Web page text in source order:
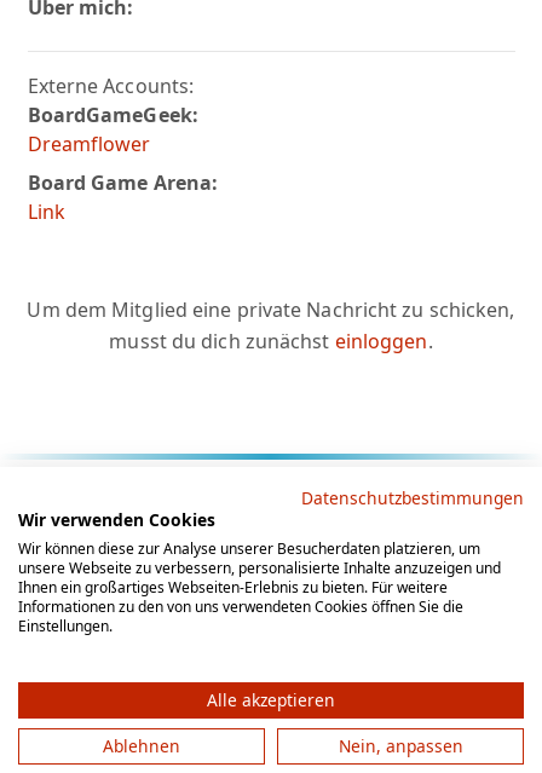
Über mich:
Externe Accounts:
BoardGameGeek:
Dreamflower
Board Game Arena:
Link
Um dem Mitglied eine private Nachricht zu schicken,
musst du dich zunächst einloggen.
AGB Datenschutz
Impressum
Social Media
© 2012 - 2026 by gesellschaftsspieler-gesucht.de
Datenschutzbestimmungen
Wir verwenden Cookies
Wir können diese zur Analyse unserer Besucherdaten platzieren, um
unsere Webseite zu verbessern, personalisierte Inhalte anzuzeigen und
Ihnen ein großartiges Webseiten-Erlebnis zu bieten. Für weitere
Informationen zu den von uns verwendeten Cookies öffnen Sie die
Einstellungen.
Alle akzeptieren
Ablehnen
Nein, anpassen